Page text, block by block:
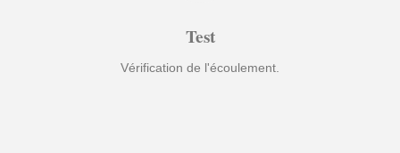
Test
Vérification de l'écoulement.